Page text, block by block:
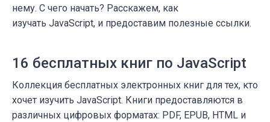
нему. С чего начать? Расскажем, как
изучать JavaScript, и предоставим полезные ссылки.
16 бесплатных книг по JavaScript
Коллекция бесплатных электронных книг для тех, кто
хочет изучить JavaScript. Книги предоставляются в
различных цифровых форматах: PDF, EPUB, HTML и